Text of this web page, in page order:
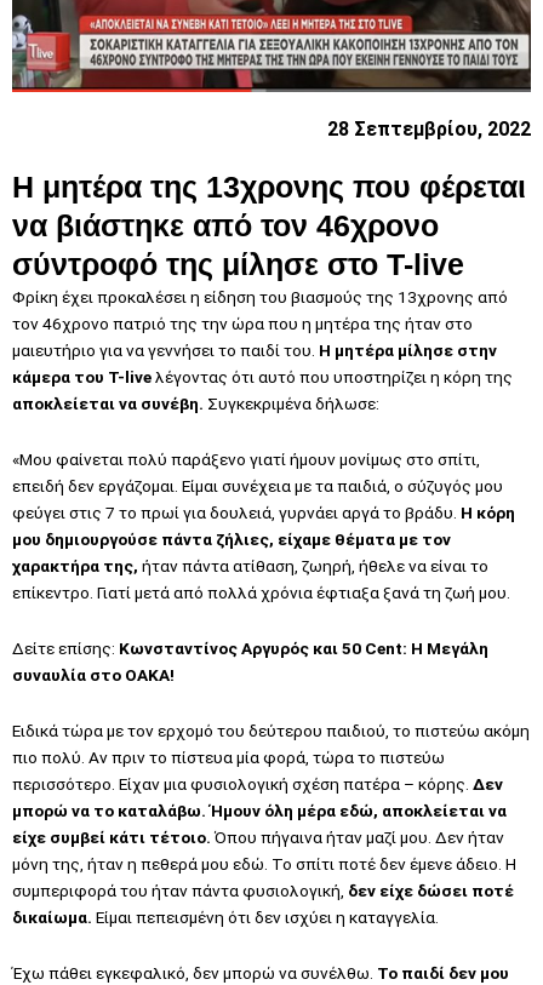
28 Σεπτεμβρίου, 2022
Η μητέρα της 13χρονης που φέρεται
να βιάστηκε από τον 46χρονο
σύντροφό της μίλησε στο T-live
Φρίκη έχει προκαλέσει η είδηση του βιασμούς της 13χρονης από
τον 46χρονο πατριό της την ώρα που η μητέρα της ήταν στο
μαιευτήριο για να γεννήσει το παιδί του. Η μητέρα μίλησε στην
κάμερα του T-liveλέγοντας ότι αυτό που υποστηρίζει η κόρη της
αποκλείεται να συνέβη. Συγκεκριμένα δήλωσε:
«Μου φαίνεται πολύ παράξενο γιατί ήμουν μονίμως στο σπίτι,
επειδή δεν εργάζομαι. Είμαι συνέχεια με τα παιδιά, ο σύζυγός μου
φεύγει στις 7 το πρωί για δουλειά, γυρνάει αργά το βράδυ. Η κόρη
μου δημιουργούσε πάντα ζήλιες, είχαμε θέματα με τον
χαρακτήρα της, ήταν πάντα ατίθαση, ζωηρή, ήθελε να είναι το
επίκεντρο. Γιατί μετά από πολλά χρόνια έφτιαξα ξανά τη ζωή μου.
Δείτε επίσης: Κωνσταντίνος Αργυρός και 50 Cent: Η Μεγάλη
συναυλία στο ΟΑΚΑ!
Ειδικά τώρα με τον ερχομό του δεύτερου παιδιού, το πιστεύω ακόμη
πιο πολύ. Αν πριν το πίστευα μία φορά, τώρα το πιστεύω
περισσότερο. Είχαν μια φυσιολογική σχέση πατέρα – κόρης. Δεν
μπορώ να το καταλάβω. Ήμουν όλη μέρα εδώ, αποκλείεται να
είχε συμβεί κάτι τέτοιο. Όπου πήγαινα ήταν μαζί μου. Δεν ήταν
μόνη της, ήταν η πεθερά μου εδώ. Το σπίτι ποτέ δεν έμενε άδειο. Η
συμπεριφορά του ήταν πάντα φυσιολογική, δεν είχε δώσει ποτέ
δικαίωμα. Είμαι πεπεισμένη ότι δεν ισχύει η καταγγελία.
Έχω πάθει εγκεφαλικό, δεν μπορώ να συνέλθω. Το παιδί δεν μου